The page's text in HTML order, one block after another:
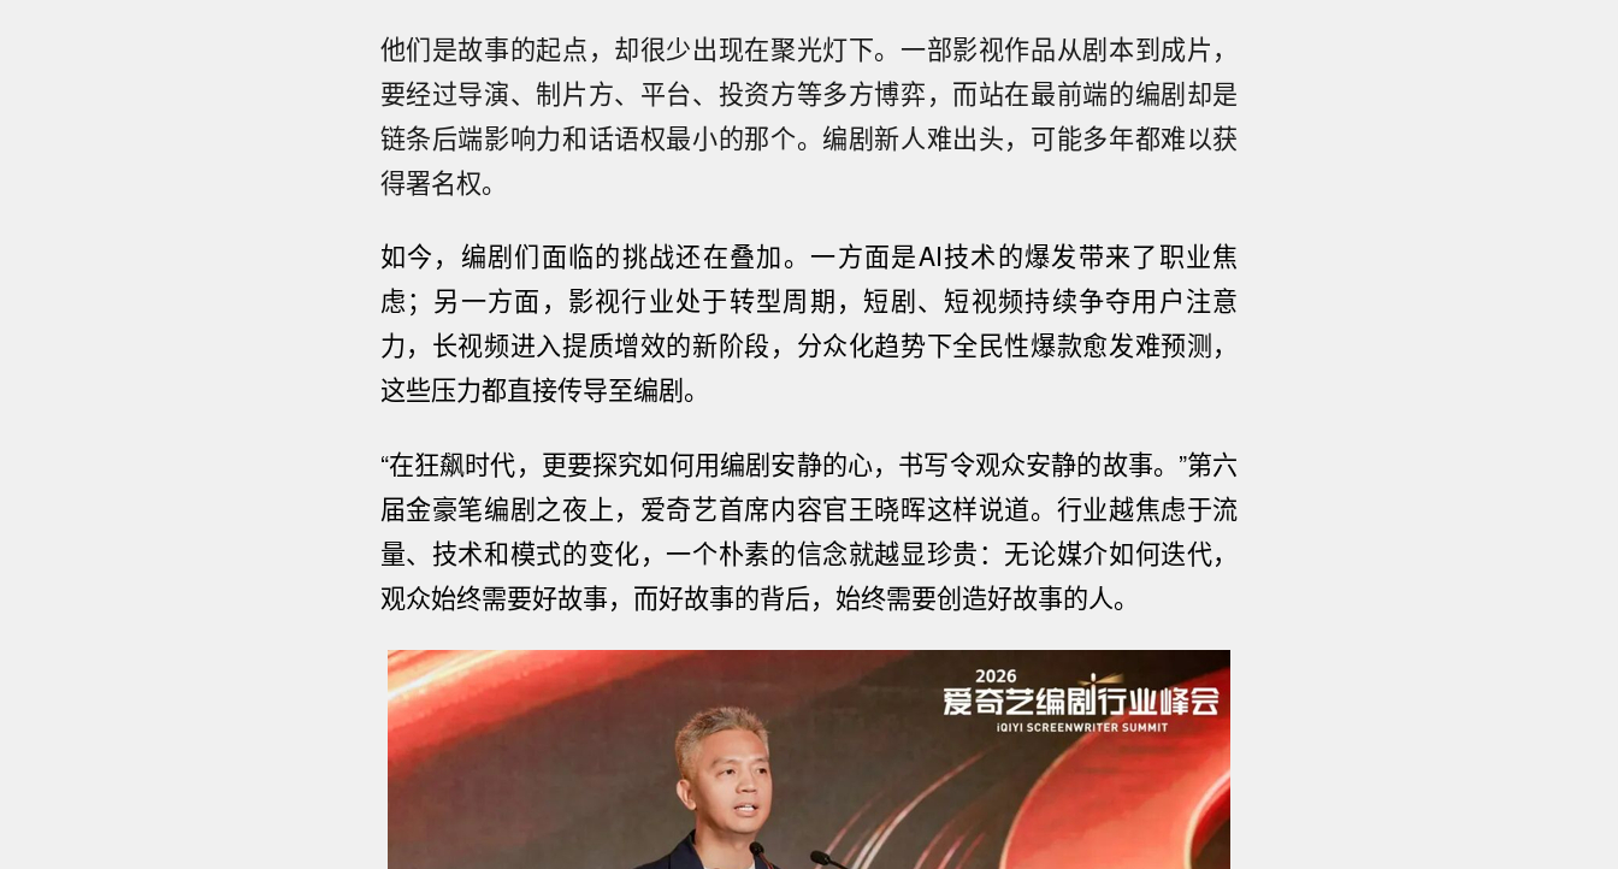
他们是故事的起点，却很少出现在聚光灯下。一部影视作品从剧本到成片，
要经过导演、制片方、平台、投资方等多方博弈，而站在最前端的编剧却是
链条后端影响力和话语权最小的那个。编剧新人难出头，可能多年都难以获
得署名权。
如今，编剧们面临的挑战还在叠加。一方面是AI技术的爆发带来了职业焦
虑； 另一方面，影视行业处于转型周期，短剧、短视频持续争夺用户注意
力，长视频进入提质增效的新阶段，分众化趋势下全民性爆款愈发难预测，
这些压力都直接传导至编剧。
“在狂飙时代，更要探究如何用编剧安静的心，书写令观众安静的故事。 ”第六
届金豪笔编剧之夜上，爱奇艺首席内容官王晓晖这样说道。行业越焦虑于流
量、技术和模式的变化，一个朴素的信念就越显珍贵：无论媒介如何迭代，
观众始终需要好故事，而好故事的背后，始终需要创造好故事的人。